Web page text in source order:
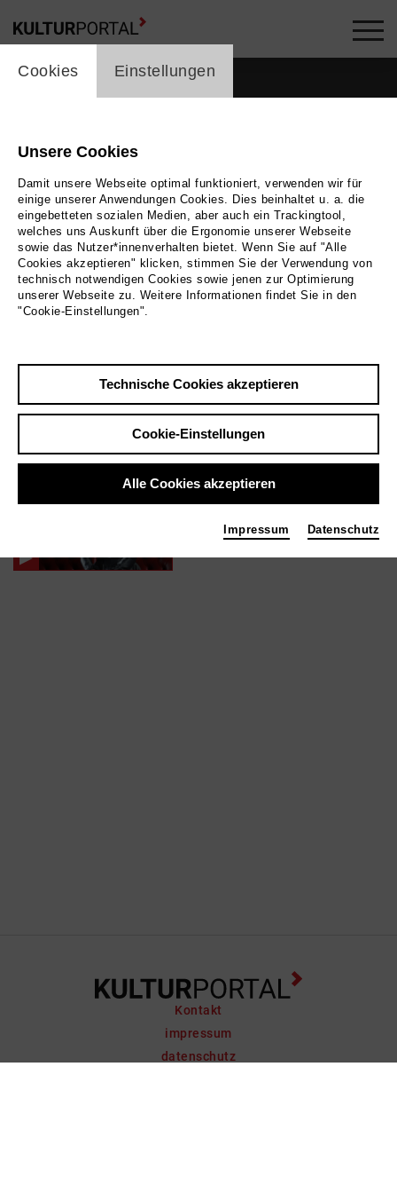
Zurück|Übersicht
In Filmen / Medien wie ...
Gaetano Donizetti: Anna
Bolena | 2023
Choreografie
Kontakt
impressum
datenschutz
cookie_layer
Cookies Einstellungen
Unsere Cookies
Damit unsere Webseite optimal funktioniert, verwenden wir für
einige unserer Anwendungen Cookies. Dies beinhaltet u. a. die
eingebetteten sozialen Medien, aber auch ein Trackingtool,
welches uns Auskunft über die Ergonomie unserer Webseite
sowie das Nutzer*innenverhalten bietet. Wenn Sie auf "Alle
Cookies akzeptieren" klicken, stimmen Sie der Verwendung von
technisch notwendigen Cookies sowie jenen zur Optimierung
unserer Webseite zu. Weitere Informationen findet Sie in den
"Cookie-Einstellungen".
Technische Cookies akzeptieren
Cookie-Einstellungen
Alle Cookies akzeptieren
Impressum Datenschutz